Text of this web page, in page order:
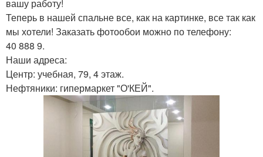
вашу работу!
Теперь в нашей спальне все, как на картинке, все так как
мы хотели! Заказать фотообои можно по телефону:
40 888 9.
Наши адреса:
Центр: учебная, 79, 4 этаж.
Нефтяники: гипермаркет "О'КЕЙ".